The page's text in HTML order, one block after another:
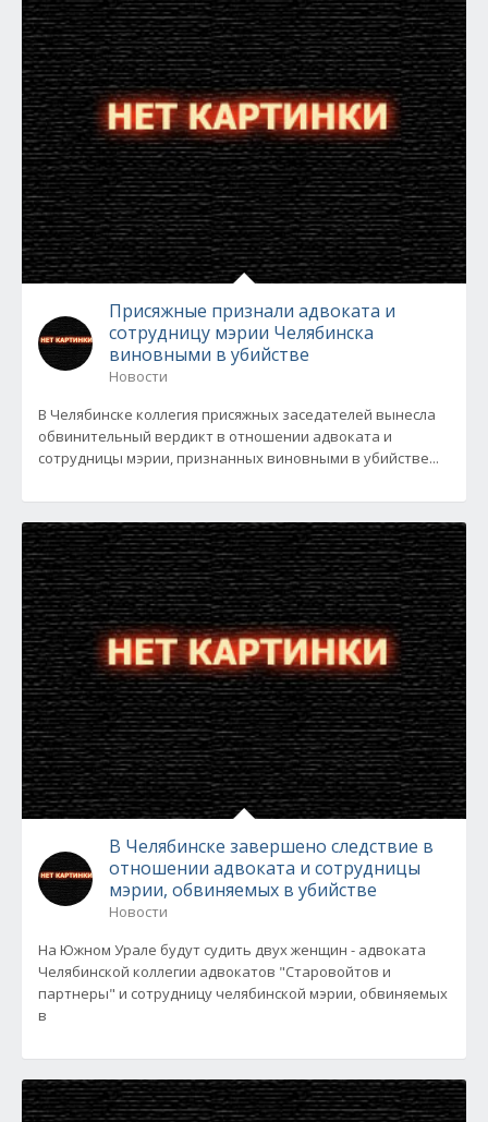
Присяжные признали адвоката и
сотрудницу мэрии Челябинска
виновными в убийстве
Новости
В Челябинске коллегия присяжных заседателей вынесла
обвинительный вердикт в отношении адвоката и
сотрудницы мэрии, признанных виновными в убийстве...
В Челябинске завершено следствие в
отношении адвоката и сотрудницы
мэрии, обвиняемых в убийстве
Новости
На Южном Урале будут судить двух женщин - адвоката
Челябинской коллегии адвокатов "Старовойтов и
партнеры" и сотрудницу челябинской мэрии, обвиняемых
в